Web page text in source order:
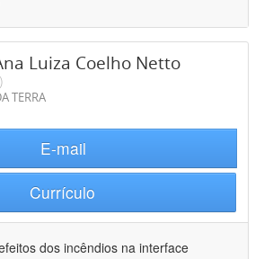
Luiza Coelho Netto
TERRA
E-mail
Currículo
dos incêndios na interface